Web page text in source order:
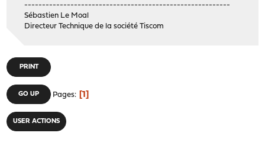
----------------------------------------------------------
Sébastien Le Moal
Directeur Technique de la société Tiscom
PRINT
GO UP Pages 1
USER ACTIONS